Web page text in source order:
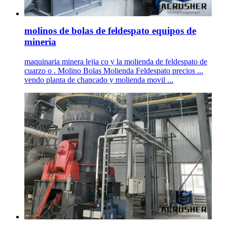
molinos de bolas de feldespato equipos de
mineria
maquinaria minera lejia co y la molienda de feldespato de
cuarzo o . Molino Bolas Molienda Feldespato precios ...
vendo planta de chancado y molienda movil ...